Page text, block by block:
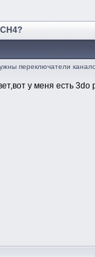
переключатели
у меня есть